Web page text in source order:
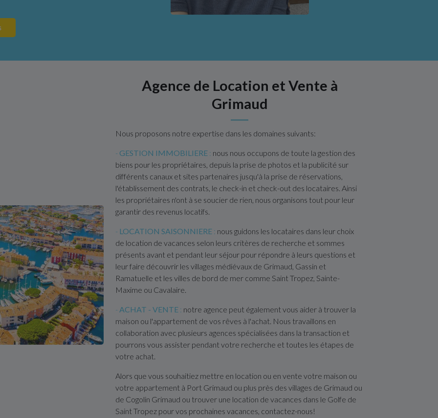
Agence de Location et Vente à
Grimaud
Nous proposons notre expertise dans les domaines suivants:
- GESTION IMMOBILIERE : nous nous occupons de toute la gestion des
biens pour les propriétaires, depuis la prise de photos et la publicité sur
différents canaux et sites partenaires jusqu'à la prise de réservations,
l'établissement des contrats, le check-in et check-out des locataires. Ainsi
les propriétaires n'ont à se soucier de rien, nous organisons tout pour leur
garantir des revenus locatifs.
- LOCATION SAISONNIERE : nous guidons les locataires dans leur choix
de location de vacances selon leurs critères de recherche et sommes
présents avant et pendant leur séjour pour répondre à leurs questions et
leur faire découvrir les villages médiévaux de Grimaud, Gassin et
Ramatuelle et les villes de bord de mer comme Saint Tropez, Sainte-
Maxime ou Cavalaire.
- ACHAT - VENTE : notre agence peut également vous aider à trouver la
maison ou l'appartement de vos rêves à l'achat. Nous travaillons en
collaboration avec plusieurs agences spécialisées dans la transaction et
pourrons vous assister pendant votre recherche et toutes les étapes de
votre achat.
Alors que vous souhaitiez mettre en location ou en vente votre maison ou
votre appartement à Port Grimaud ou plus près des villages de Grimaud ou
de Cogolin Grimaud ou trouver une location de vacances dans le Golfe de
Saint Tropez pour vos prochaines vacances, contactez-nous!